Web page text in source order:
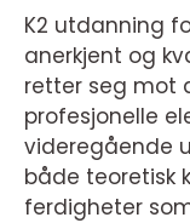
K2 utdanning
anerkjent og
retter seg mot
profesjonelle
videregående
både teoretisk
ferdigheter